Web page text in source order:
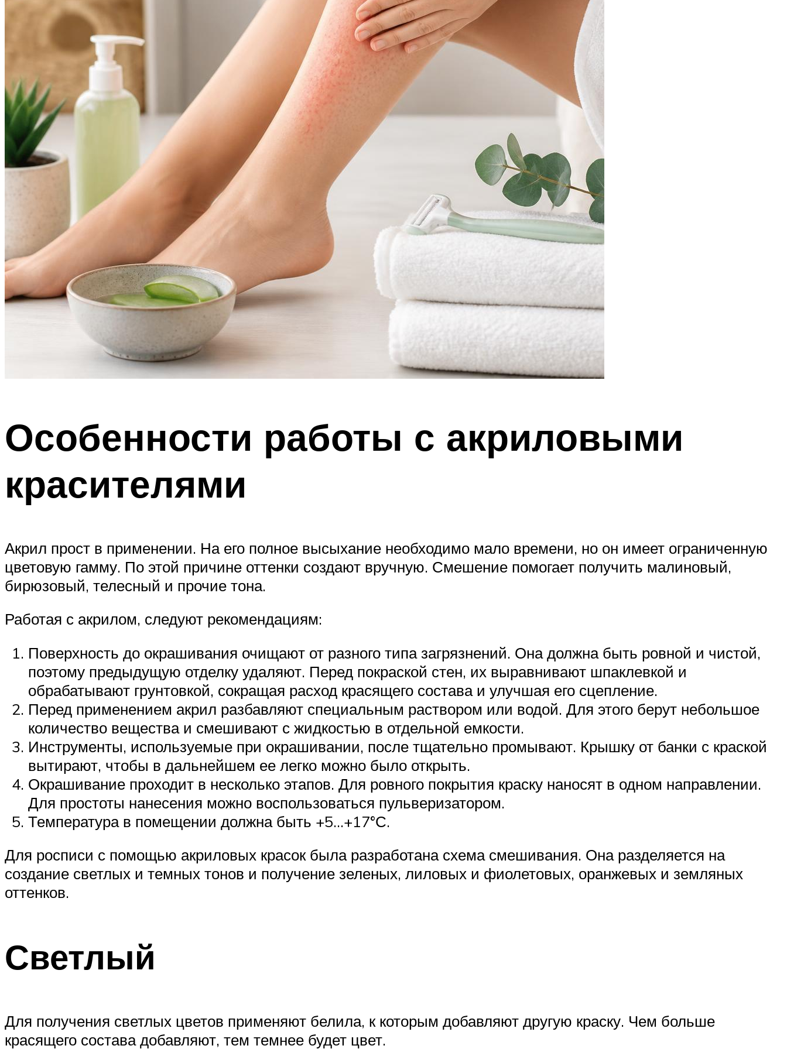
Особенности работы с акриловыми
красителями
Акрил прост в применении. На его полное высыхание необходимо мало времени, но он имеет ограниченную
цветовую гамму. По этой причине оттенки создают вручную. Смешение помогает получить малиновый,
бирюзовый, телесный и прочие тона.
Работая с акрилом, следуют рекомендациям:
Поверхность до окрашивания очищают от разного типа загрязнений. Она должна быть ровной и чистой,
поэтому предыдущую отделку удаляют. Перед покраской стен, их выравнивают шпаклевкой и
обрабатывают грунтовкой, сокращая расход красящего состава и улучшая его сцепление.
Перед применением акрил разбавляют специальным раствором или водой. Для этого берут небольшое
количество вещества и смешивают с жидкостью в отдельной емкости.
Инструменты, используемые при окрашивании, после тщательно промывают. Крышку от банки с краской
вытирают, чтобы в дальнейшем ее легко можно было открыть.
Окрашивание проходит в несколько этапов. Для ровного покрытия краску наносят в одном направлении.
Для простоты нанесения можно воспользоваться пульверизатором.
Температура в помещении должна быть +5…+17°С.
Для росписи с помощью акриловых красок была разработана схема смешивания. Она разделяется на
создание светлых и темных тонов и получение зеленых, лиловых и фиолетовых, оранжевых и земляных
оттенков.
Светлый
Для получения светлых цветов применяют белила, к которым добавляют другую краску. Чем больше
красящего состава добавляют, тем темнее будет цвет.